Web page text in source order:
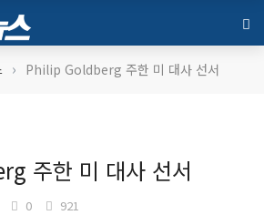
› Philip Goldberg 주한 미 대사 선서
주한 미 대사 선서
0 921